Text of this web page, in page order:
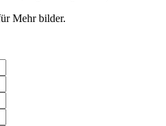
Mehr bilder.